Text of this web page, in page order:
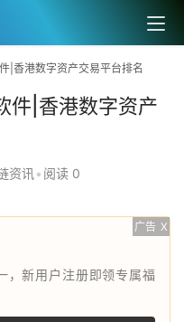
|香港数字资产交易平台排名
件|香港数字资产
资讯 • 阅读 0
广告 X
，新用户注册即领专属福